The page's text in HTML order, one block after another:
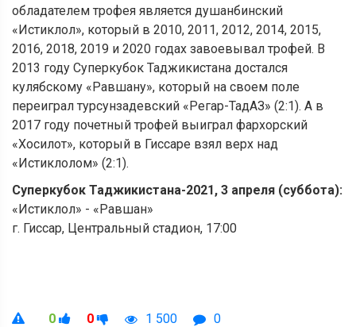
обладателем трофея является душанбинский
«Истиклол», который в 2010, 2011, 2012, 2014, 2015,
2016, 2018, 2019 и 2020 годах завоевывал трофей. В
2013 году Суперкубок Таджикистана достался
кулябскому «Равшану», который на своем поле
переиграл турсунзадевский «Регар-ТадАЗ» (2:1). А в
2017 году почетный трофей выиграл фархорский
«Хосилот», который в Гиссаре взял верх над
«Истиклолом» (2:1).
Суперкубок Таджикистана-2021, 3 апреля (суббота):
«Истиклол» - «Равшан»
г. Гиссар, Центральный стадион, 17:00
0 0 1 500 0